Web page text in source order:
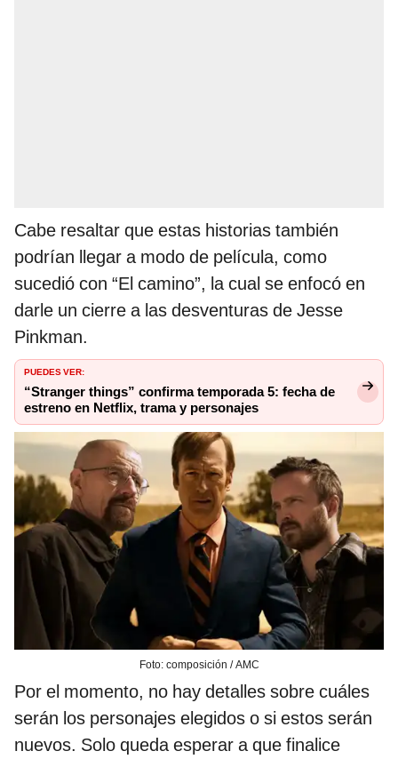
Cabe resaltar que estas historias también
podrían llegar a modo de película, como
sucedió con “El camino”, la cual se enfocó en
darle un cierre a las desventuras de Jesse
Pinkman.
PUEDES VER:
“Stranger things” confirma temporada 5: fecha de
estreno en Netflix, trama y personajes
Foto: composición / AMC
Por el momento, no hay detalles sobre cuáles
serán los personajes elegidos o si estos serán
nuevos. Solo queda esperar a que finalice